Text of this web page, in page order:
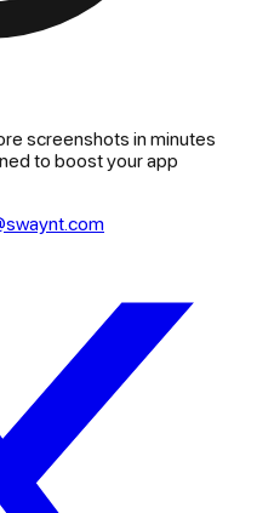
screenshots in minutes
to boost your app